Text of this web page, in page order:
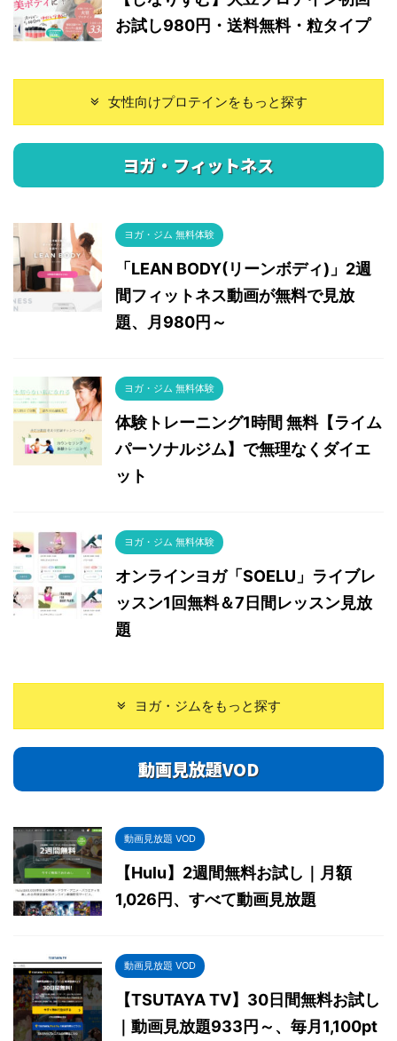
お試し980円・送料無料・粒タイプ
女性向けプロテインをもっと探す
ヨガ・フィットネス
ヨガ・ジム 無料体験
「LEAN BODY(リーンボディ)」2週
間フィットネス動画が無料で見放
題、月980円～
ヨガ・ジム 無料体験
体験トレーニング1時間 無料【ライム
パーソナルジム】で無理なくダイエ
ット
ヨガ・ジム 無料体験
オンラインヨガ「SOELU」ライブレ
ッスン1回無料＆7日間レッスン見放
題
ヨガ・ジムをもっと探す
動画見放題VOD
動画見放題 VOD
【Hulu】2週間無料お試し｜月額
1,026円、すべて動画見放題
動画見放題 VOD
【TSUTAYA TV】30日間無料お試し
｜動画見放題933円～、毎月1,100pt